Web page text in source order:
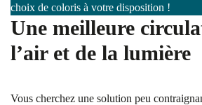
choix de coloris à votre disposition !
Une meilleure
l’air et de la lumière
Vous cherchez une solution peu